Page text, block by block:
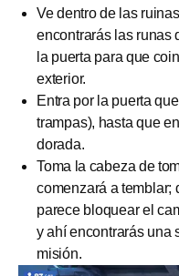
Ve dentro de las
encontrarás las runas
la puerta para que
exterior.
Entra por la puerta
trampas), hasta que
dorada.
Toma la cabeza de
comenzará a temblar;
parece bloquear el
y ahí encontrarás una
misión.